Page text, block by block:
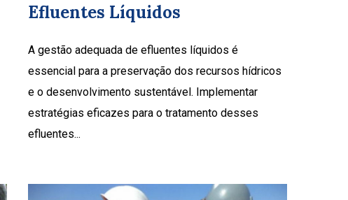
Efluentes Líquidos
A gestão adequada de efluentes líquidos é
essencial para a preservação dos recursos hídricos
e o desenvolvimento sustentável. Implementar
estratégias eficazes para o tratamento desses
efluentes...